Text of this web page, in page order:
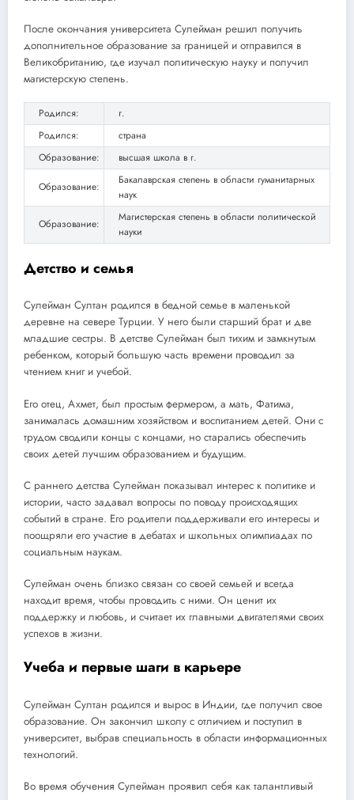
После окончания университета Сулейман решил получить
дополнительное образование за границей и отправился в
Великобританию, где изучал политическую науку и получил
магистерскую степень.
Родился:
г.
Родился:
страна
Образование:
высшая школа в г.
Образование:
Бакалаврская степень в области гуманитарных
наук
Образование:
Магистерская степень в области политической
науки
Детство и семья
Сулейман Султан родился в бедной семье в маленькой
деревне на севере Турции. У него были старший брат и две
младшие сестры. В детстве Сулейман был тихим и замкнутым
ребенком, который большую часть времени проводил за
чтением книг и учебой.
Его отец, Ахмет, был простым фермером, а мать, Фатима,
занималась домашним хозяйством и воспитанием детей. Они с
трудом сводили концы с концами, но старались обеспечить
своих детей лучшим образованием и будущим.
С раннего детства Сулейман показывал интерес к политике и
истории, часто задавал вопросы по поводу происходящих
событий в стране. Его родители поддерживали его интересы и
поощряли его участие в дебатах и школьных олимпиадах по
социальным наукам.
Сулейман очень близко связан со своей семьей и всегда
находит время, чтобы проводить с ними. Он ценит их
поддержку и любовь, и считает их главными двигателями своих
успехов в жизни.
Учеба и первые шаги в карьере
Сулейман Султан родился и вырос в Индии, где получил свое
образование. Он закончил школу с отличием и поступил в
университет, выбрав специальность в области информационных
технологий.
Во время обучения Сулейман проявил себя как талантливый